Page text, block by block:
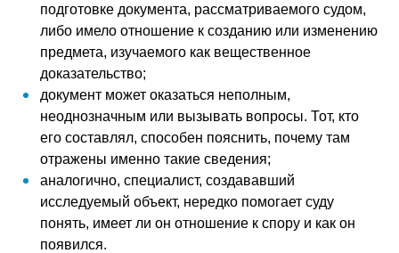
подготовке документа, рассматриваемого судом,
либо имело отношение к созданию или изменению
предмета, изучаемого как вещественное
доказательство;
документ может оказаться неполным,
неоднозначным или вызывать вопросы. Тот, кто
его составлял, способен пояснить, почему там
отражены именно такие сведения;
аналогично, специалист, создававший
исследуемый объект, нередко помогает суду
понять, имеет ли он отношение к спору и как он
появился.